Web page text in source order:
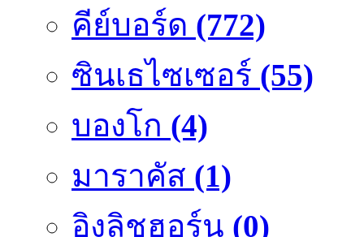
คีย์บอร์ด (772)
ซินเธไซเซอร์ (55)
บองโก (4)
มาราคัส (1)
อิงลิชฮอร์น (0)